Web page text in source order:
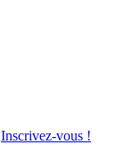
Inscrivez-vous !